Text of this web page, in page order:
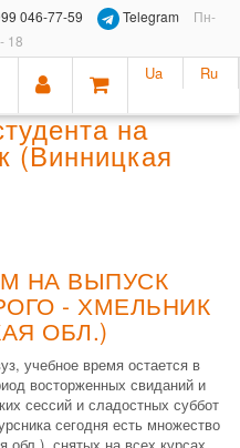
046-77-59 Telegram
Пн-
18
Ua Ru
на
(Винницкая
НА ВЫПУСК
- ХМЕЛЬНИК
ОБЛ.)
учебное время остается в
восторженных свиданий и
сессий и сладостных суббот
сегодня есть множество